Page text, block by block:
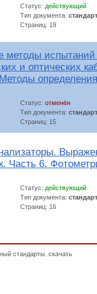
Статус: действующий
Тип документа: стандарт
Страниц: 19
методы испытаний
и оптических
Статус: отменён
Тип документа: стандарт
Страниц: 15
Часть 6.
Статус: действующий
Тип документа: стандарт
Страниц: 16
стандарты. скачать